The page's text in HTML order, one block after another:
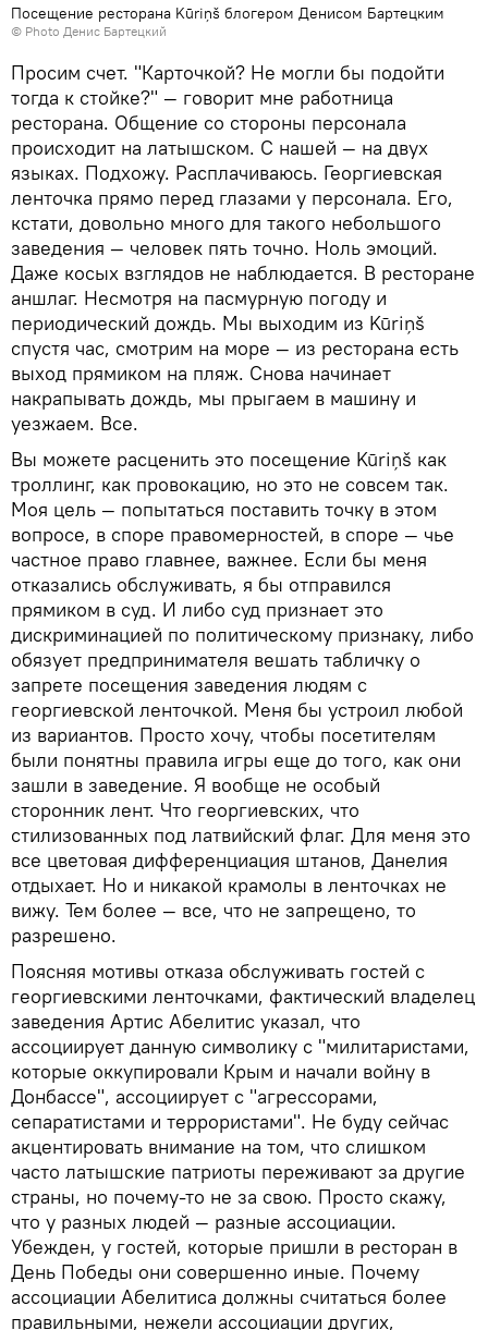
Посещение ресторана Kūriņš блогером Денисом Бартецким
© Photo Денис Бартецкий
Просим счет. "Карточкой? Не могли бы подойти
тогда к стойке?" — говорит мне работница
ресторана. Общение со стороны персонала
происходит на латышском. С нашей — на двух
языках. Подхожу. Расплачиваюсь. Георгиевская
ленточка прямо перед глазами у персонала. Его,
кстати, довольно много для такого небольшого
заведения — человек пять точно. Ноль эмоций.
Даже косых взглядов не наблюдается. В ресторане
аншлаг. Несмотря на пасмурную погоду и
периодический дождь. Мы выходим из Kūriņš
спустя час, смотрим на море — из ресторана есть
выход прямиком на пляж. Снова начинает
накрапывать дождь, мы прыгаем в машину и
уезжаем. Все.
Вы можете расценить это посещение Kūriņš как
троллинг, как провокацию, но это не совсем так.
Моя цель — попытаться поставить точку в этом
вопросе, в споре правомерностей, в споре — чье
частное право главнее, важнее. Если бы меня
отказались обслуживать, я бы отправился
прямиком в суд. И либо суд признает это
дискриминацией по политическому признаку, либо
обязует предпринимателя вешать табличку о
запрете посещения заведения людям с
георгиевской ленточкой. Меня бы устроил любой
из вариантов. Просто хочу, чтобы посетителям
были понятны правила игры еще до того, как они
зашли в заведение. Я вообще не особый
сторонник лент. Что георгиевских, что
стилизованных под латвийский флаг. Для меня это
все цветовая дифференциация штанов, Данелия
отдыхает. Но и никакой крамолы в ленточках не
вижу. Тем более — все, что не запрещено, то
разрешено.
Поясняя мотивы отказа обслуживать гостей с
георгиевскими ленточками, фактический владелец
заведения Артис Абелитис указал, что
ассоциирует данную символику с "милитаристами,
которые оккупировали Крым и начали войну в
Донбассе", ассоциирует с "агрессорами,
сепаратистами и террористами". Не буду сейчас
акцентировать внимание на том, что слишком
часто латышские патриоты переживают за другие
страны, но почему-то не за свою. Просто скажу,
что у разных людей — разные ассоциации.
Убежден, у гостей, которые пришли в ресторан в
День Победы они совершенно иные. Почему
ассоциации Абелитиса должны считаться более
правильными, нежели ассоциации других,